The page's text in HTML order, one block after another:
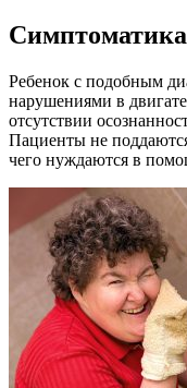
Симптоматика
Ребенок с подобным
нарушениями в
отсутствии
Пациенты не
чего нуждаются в